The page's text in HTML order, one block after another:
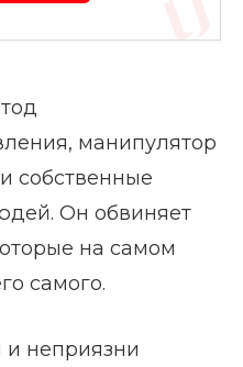
манипулятор
собственные
Он обвиняет
на самом
самого.
и неприязни